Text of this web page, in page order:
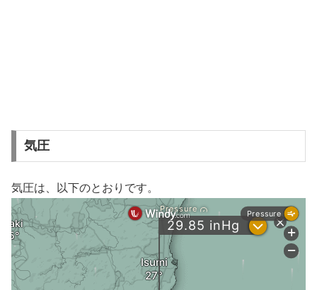
気圧
気圧は、以下のとおりです。